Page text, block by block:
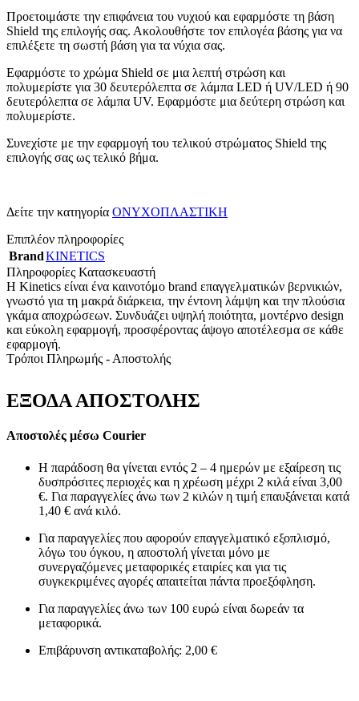
Προετοιμάστε την επιφάνεια του νυχιού και εφαρμόστε τη βάση
Shield της επιλογής σας. Ακολουθήστε τον επιλογέα βάσης για να
επιλέξετε τη σωστή βάση για τα νύχια σας.
Εφαρμόστε το χρώμα Shield σε μια λεπτή στρώση και
πολυμερίστε για 30 δευτερόλεπτα σε λάμπα LED ή UV/LED ή 90
δευτερόλεπτα σε λάμπα UV. Εφαρμόστε μια δεύτερη στρώση και
πολυμερίστε.
Συνεχίστε με την εφαρμογή του τελικού στρώματος Shield της
επιλογής σας ως τελικό βήμα.
Δείτε την κατηγορία ΟΝΥΧΟΠΛΑΣΤΙΚΗ
Επιπλέον πληροφορίες
BrandKINETICS
Πληροφορίες Κατασκευαστή
Η Kinetics είναι ένα καινοτόμο brand επαγγελματικών βερνικιών,
γνωστό για τη μακρά διάρκεια, την έντονη λάμψη και την πλούσια
γκάμα αποχρώσεων. Συνδυάζει υψηλή ποιότητα, μοντέρνο design
και εύκολη εφαρμογή, προσφέροντας άψογο αποτέλεσμα σε κάθε
εφαρμογή.
Τρόποι Πληρωμής - Αποστολής
ΕΞΟΔΑ ΑΠΟΣΤΟΛΗΣ
Αποστολές μέσω Courier
Η παράδοση θα γίνεται εντός 2 – 4 ημερών με εξαίρεση τις
δυσπρόσιτες περιοχές και η χρέωση μέχρι 2 κιλά είναι 3,00
€. Για παραγγελίες άνω των 2 κιλών η τιμή επαυξάνεται κατά
1,40 € ανά κιλό.
Για παραγγελίες που αφορούν επαγγελματικό εξοπλισμό,
λόγω του όγκου, η αποστολή γίνεται μόνο με
συνεργαζόμενες μεταφορικές εταιρίες και για τις
συγκεκριμένες αγορές απαιτείται πάντα προεξόφληση.
Για παραγγελίες άνω των 100 ευρώ είναι δωρεάν τα
μεταφορικά.
Επιβάρυνση αντικαταβολής: 2,00 €